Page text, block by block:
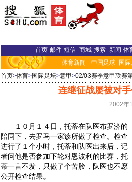
首页-邮件-短信- 商城-搜索- 新闻-体
体育新闻 - 中国足球- 国
首页>体育>国际足坛>意甲>02/03赛季意甲联赛
连继征战屡被对
2002年
１０月１４日，托蒂在队医布罗济的
陪同下，去罗马一家诊所做了检查。检查
进行了１个小时，托蒂和队医出来后，记
者问他是否参加下轮对恩波利的比赛，托
蒂一言不发，只做了个苦脸，队医也不愿
公开检查结果。